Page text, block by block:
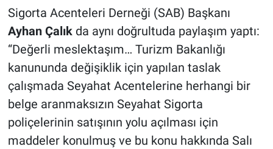
Sigorta Acenteleri Derneği (SAB) Başkanı
Ayhan Çalıkda aynı doğrultuda paylaşım yaptı:
“Değerli meslektaşım… Turizm Bakanlığı
kanununda değişiklik için yapılan taslak
çalışmada Seyahat Acentelerine herhangi bir
belge aranmaksızın Seyahat Sigorta
poliçelerinin satışının yolu açılması için
maddeler konulmuş ve bu konu hakkında Salı